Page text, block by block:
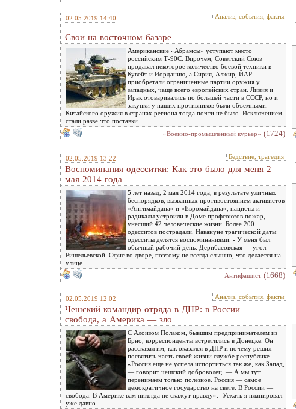
02.05.2019 14:40 Анализ, события, факты
Свои на восточном базаре
Американские «Абрамсы» уступают место
российским Т-90С. Впрочем, Советский Союз
продавал некоторое количество боевой техники в
Кувейт и Иорданию, а Сирия, Алжир, ЙАР
приобретали ограниченные партии оружия у
западных, чаще всего европейских стран. Ливия и
Ирак отоваривались по большей части в СССР, но и
закупки у наших противников были объемными.
Китайского оружия в странах региона тогда почти не было. Исключением
стали разве что поставки...
«Военно-промышленный курьер» (1724)
02.05.2019 13:22 Бедствие, трагедия
Воспоминания одесситки: Как это было для меня 2
мая 2014 года
5 лет назад, 2 мая 2014 года, в результате уличных
беспорядков, вызванных противостоянием активистов
«Антимайдана» и «Евромайдана», нацисты и
радикалы устроили в Доме профсоюзов пожар,
унесший 42 человеческие жизни. Более 200
одесситов пострадали. Накануне трагической даты
одесситы делятся воспоминаниями. - У меня был
обычный рабочий день. Дерибасовская — угол
Ришельевской. Офис во дворе, поэтому не всегда слышно, что делается на
улице.
Антифашист (1668)
02.05.2019 12:02 Анализ, события, факты
Чешский командир отряда в ДНР: в России ―
свобода, а Америка — зло
С Алоизом Полаком, бывшим предпринимателем из
Брно, корреспонденты встретились в Донецке. Он
рассказал им, как оказался в ДНР и почему решил
посвятить часть своей жизни службе республике.
«Россия еще не успела испортиться так же, как Запад,
— говорит чешский доброволец. — А мы тут
перенимаем только полезное. Россия ― самое
демократичное государство на свете. В России ―
свобода. В Америке вам никогда не скажут правду».- Уехать я планировал
уже давно.